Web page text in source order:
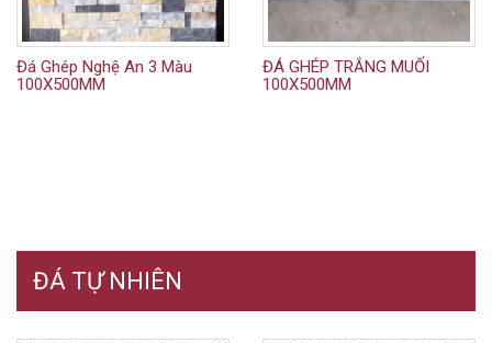
Đá Ghép Nghệ An 3 Màu
100X500MM
ĐÁ GHÉP TRẮNG MUỐI
100X500MM
ĐÁ TỰ NHIÊN